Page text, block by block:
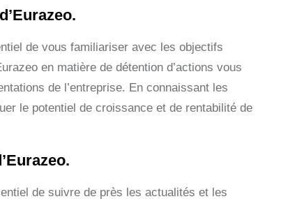
de vous familiariser avec les objectifs
en matière de détention d’actions vous
de l’entreprise. En connaissant les
le potentiel de croissance et de rentabilité de
de suivre de près les actualités et les